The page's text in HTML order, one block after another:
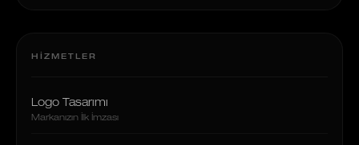
HIZMETLER
Logo Tasarımı
Markanızın İlk İmzası